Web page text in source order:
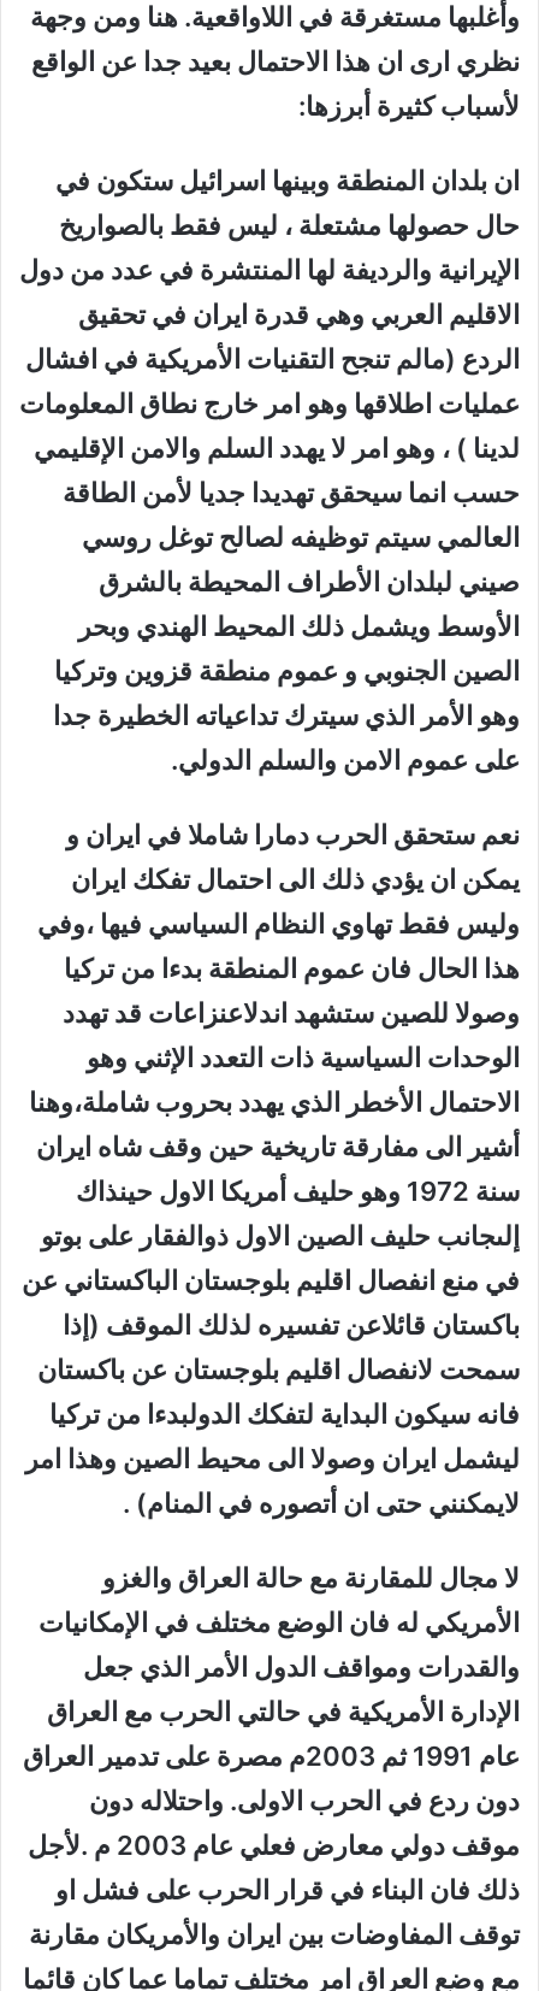
وأغلبها مستغرقة في اللاواقعية. هنا ومن وجهة
نظري ارى ان هذا الاحتمال بعيد جدا عن الواقع
لأسباب كثيرة أبرزها:
ان بلدان المنطقة وبينها اسرائيل ستكون في
حال حصولها مشتعلة ، ليس فقط بالصواريخ
الإيرانية والرديفة لها المنتشرة في عدد من دول
الاقليم العربي وهي قدرة ايران في تحقيق
الردع (مالم تنجح التقنيات الأمريكية في افشال
عمليات اطلاقها وهو امر خارج نطاق المعلومات
لدينا ) ، وهو امر لا يهدد السلم والامن الإقليمي
حسب انما سيحقق تهديدا جديا لأمن الطاقة
العالمي سيتم توظيفه لصالح توغل روسي
صيني لبلدان الأطراف المحيطة بالشرق
الأوسط ويشمل ذلك المحيط الهندي وبحر
الصين الجنوبي و عموم منطقة قزوين وتركيا
وهو الأمر الذي سيترك تداعياته الخطيرة جدا
على عموم الامن والسلم الدولي.
نعم ستحقق الحرب دمارا شاملا في ايران و
يمكن ان يؤدي ذلك الى احتمال تفكك ايران
وليس فقط تهاوي النظام السياسي فيها ،وفي
هذا الحال فان عموم المنطقة بدءا من تركيا
وصولا للصين ستشهد اندلاعنزاعات قد تهدد
الوحدات السياسية ذات التعدد الإثني وهو
الاحتمال الأخطر الذي يهدد بحروب شاملة،وهنا
أشير الى مفارقة تاريخية حين وقف شاه ايران
سنة 1972 وهو حليف أمريكا الاول حينذاك
إلىجانب حليف الصين الاول ذوالفقار على بوتو
في منع انفصال اقليم بلوجستان الباكستاني عن
باكستان قائلاعن تفسيره لذلك الموقف (إذا
سمحت لانفصال اقليم بلوجستان عن باكستان
فانه سيكون البداية لتفكك الدولبدءا من تركيا
ليشمل ايران وصولا الى محيط الصين وهذا امر
لايمكنني حتى ان أتصوره في المنام) .
لا مجال للمقارنة مع حالة العراق والغزو
الأمريكي له فان الوضع مختلف في الإمكانيات
والقدرات ومواقف الدول الأمر الذي جعل
الإدارة الأمريكية في حالتي الحرب مع العراق
عام 1991 ثم 2003م مصرة على تدمير العراق
دون ردع في الحرب الاولى. واحتلاله دون
موقف دولي معارض فعلي عام 2003 م .لأجل
ذلك فان البناء في قرار الحرب على فشل او
توقف المفاوضات بين ايران والأمريكان مقارنة
مع وضع العراق امر مختلف تماما عما كان قائما